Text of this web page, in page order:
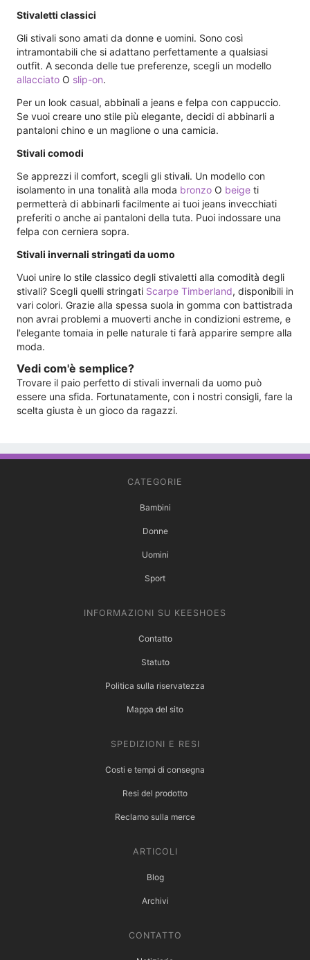
Stivaletti classici
Gli stivali sono amati da donne e uomini. Sono così
intramontabili che si adattano perfettamente a qualsiasi
outfit. A seconda delle tue preferenze, scegli un modello
allacciato O slip-on.
Per un look casual, abbinali a jeans e felpa con cappuccio.
Se vuoi creare uno stile più elegante, decidi di abbinarli a
pantaloni chino e un maglione o una camicia.
Stivali comodi
Se apprezzi il comfort, scegli gli stivali. Un modello con
isolamento in una tonalità alla moda bronzo O beige ti
permetterà di abbinarli facilmente ai tuoi jeans invecchiati
preferiti o anche ai pantaloni della tuta. Puoi indossare una
felpa con cerniera sopra.
Stivali invernali stringati da uomo
Vuoi unire lo stile classico degli stivaletti alla comodità degli
stivali? Scegli quelli stringati Scarpe Timberland, disponibili in
vari colori. Grazie alla spessa suola in gomma con battistrada
non avrai problemi a muoverti anche in condizioni estreme, e
l'elegante tomaia in pelle naturale ti farà apparire sempre alla
moda.
Vedi com'è semplice?
Trovare il paio perfetto di stivali invernali da uomo può
essere una sfida. Fortunatamente, con i nostri consigli, fare la
scelta giusta è un gioco da ragazzi.
CATEGORIE
Bambini
Donne
Uomini
Sport
INFORMAZIONI SU KEESHOES
Contatto
Statuto
Politica sulla riservatezza
Mappa del sito
SPEDIZIONI E RESI
Costi e tempi di consegna
Resi del prodotto
Reclamo sulla merce
ARTICOLI
Blog
Archivi
CONTATTO